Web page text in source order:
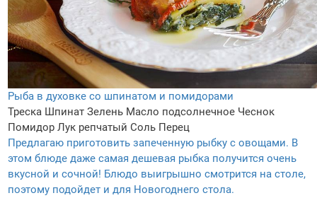
Рыба в духовке со шпинатом и помидорами
Треска Шпинат Зелень Масло подсолнечное Чеснок
Помидор Лук репчатый Соль Перец
Предлагаю приготовить запеченную рыбку с овощами. В
этом блюде даже самая дешевая рыбка получится очень
вкусной и сочной! Блюдо выигрышно смотрится на столе,
поэтому подойдет и для Новогоднего стола.